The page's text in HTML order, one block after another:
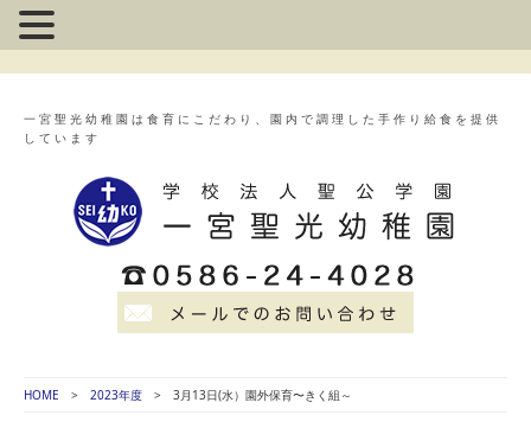
一宮聖光幼稚園は食育にこだわり、園内で調理した手作り給食を提供
しています
HOME 2023年度 3月13日(水）園外保育〜きく組～